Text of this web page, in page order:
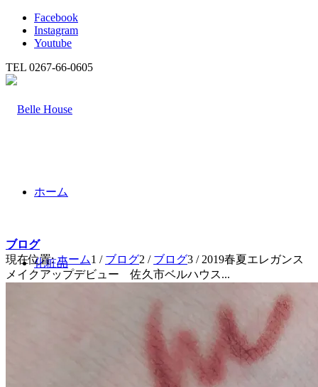
Facebook
Instagram
Youtube
TEL 0267-66-0605
ホーム
化粧品
ブログ
現在位置:ホーム1 / ブログ2 / ブログ3 / 2019春夏エレガンス
メイクアップデビュー 佐久市ベルハウス...